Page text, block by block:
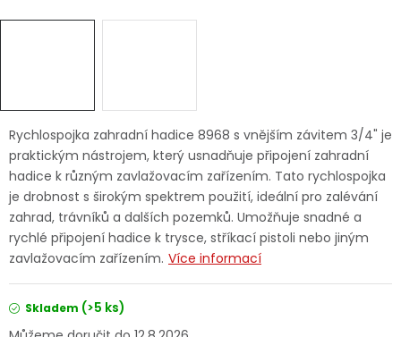
Značky
Jaký je aktuální stav mé objednávky?
Velkoobchodní spolupráce (B2B) Prodejna nářadí
Servis nářadí Hodnocení obchodu
Rychlospojka zahradní hadice 8968 s vnějším závitem 3/4" je
praktickým nástrojem, který usnadňuje připojení zahradní
hadice k různým zavlažovacím zařízením. Tato rychlospojka
je drobnost s širokým spektrem použití, ideální pro zalévání
zahrad, trávníků a dalších pozemků. Umožňuje snadné a
rychlé připojení hadice k trysce, stříkací pistoli nebo jiným
zavlažovacím zařízením. Více informací
Skladem (>5 ks)